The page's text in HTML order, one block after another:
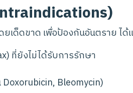
เด็ดขาด เพื่อป้องกันอันตราย ได้
ที่ยังไม่ได้รับการรักษา
Doxorubicin, Bleomycin)